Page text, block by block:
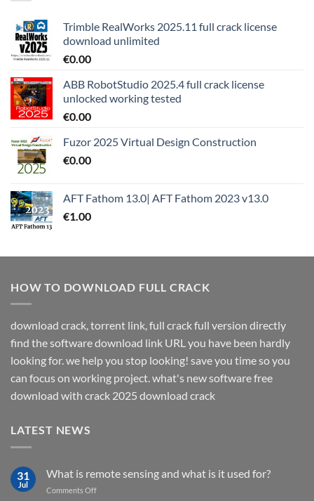
Trimble RealWorks 2025.11 full crack license
download unlimited
€0.00
ABB RobotStudio 2025.4 full crack license
unlocked working tested
€0.00
Fuzor 2025 Virtual Design Construction
€0.00
AFT Fathom 13.0| AFT Fathom 2023 v13.0
€1.00
HOW TO DOWNLOAD FULL CRACK
download crack, torrent link, full crack full version directly
find the software download link URL you have been hardly
looking for. we help you stop looking! save you time so you
can focus on working project. what's new software free
download with crack 2025 download crack
LATEST NEWS
31
Jul
What is remote sensing and what is it used for?
Comments Offon